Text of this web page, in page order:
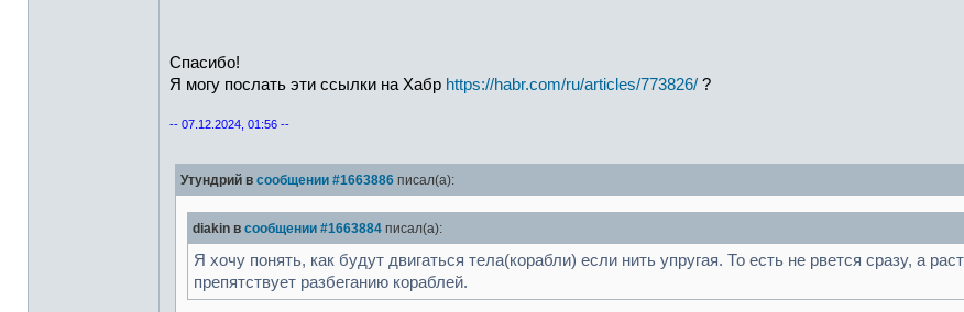
Спасибо!
Я могу послать эти ссылки на Хабр https://habr.com/ru/articles/773826/ ?
-- 07.12.2024, 01:56 --
Утундрий в сообщении #1663886 писал(а):
diakin в сообщении #1663884 писал(а):
Я хочу понять, как будут двигаться тела(корабли) если нить упругая. То есть не рвется сразу, а
препятствует разбеганию кораблей.